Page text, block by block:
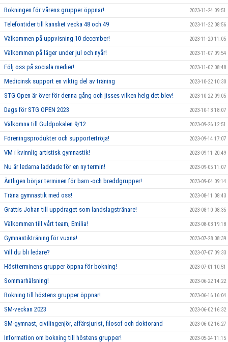
Bokningen för vårens grupper öppnar! 2023-11-24 09:51
Telefontider till kansliet vecka 48 och 49 2023-11-22 08:56
Välkommen på uppvisning 10 december! 2023-11-20 11:05
Välkommen på läger under jul och nyår! 2023-11-07 09:54
Följ oss på sociala medier! 2023-11-02 08:48
Medicinsk support en viktig del av träning 2023-10-22 10:30
STG Open är över för denna gång och jisses vilken helg det blev! 2023-10-22 09:05
Dags för STG OPEN 2023 2023-10-13 18:07
Välkomna till Guldpokalen 9/12 2023-09-26 12:51
Föreningsprodukter och supportertröja! 2023-09-14 17:07
VM i kvinnlig artistisk gymnastik! 2023-09-11 20:49
Nu är ledarna laddade för en ny termin! 2023-09-05 11:07
Äntligen börjar terminen för barn -och breddgrupper! 2023-09-04 09:14
Träna gymnastik med oss! 2023-08-11 08:43
Grattis Johan till uppdraget som landslagstränare! 2023-08-10 08:35
Välkommen till vårt team, Emilia! 2023-08-03 19:18
Gymnastikträning för vuxna! 2023-07-28 08:39
Vill du bli ledare? 2023-07-07 09:33
Höstterminens grupper öppna för bokning! 2023-07-01 10:51
Sommarhälsning! 2023-06-22 14:22
Bokning till höstens grupper öppnar! 2023-06-16 16:04
SM-veckan 2023 2023-06-02 16:32
SM-gymnast, civilingenjör, affärsjurist, filosof och doktorand 2023-06-02 16:27
Information om bokning till höstens grupper! 2023-05-24 11:15